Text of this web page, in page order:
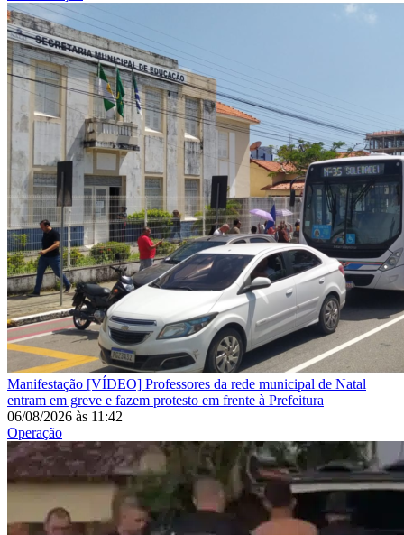
Manifestação [VÍDEO] Professores da rede municipal de Natal
entram em greve e fazem protesto em frente à Prefeitura
06/08/2026 às 11:42
Operação